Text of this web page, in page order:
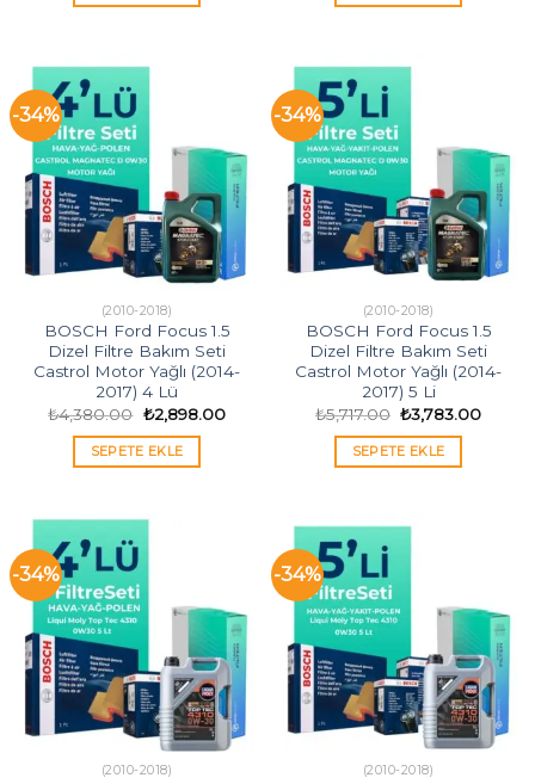
-34%
(2010-2018)
BOSCH Ford Focus 1.5
Dizel Filtre Bakım Seti
Castrol Motor Yağlı (2014-
2017) 4 Lü
₺4,380.00 Orijinal
fiyat:
₺4,380.00.
₺2,898.00Şu
SEPETE EKLE
-34%
(2010-2018)
BOSCH Ford Focus 1.5
Dizel Filtre Bakım Seti
Castrol Motor Yağlı (2014-
2017) 5 Li
₺5,717.00 Orijinal
fiyat:
₺5,717.00.
₺3,783.00Şu
SEPETE EKLE
-34%
(2010-2018)
-34%
(2010-2018)